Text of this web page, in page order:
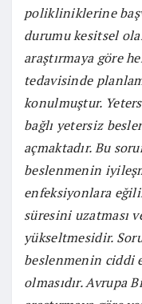
polikliniklerine
durumu kesitsel
araştırmaya göre
tedavisinde
konulmuştur.
bağlı yetersiz
açmaktadır. Bu
beslenmenin
enfeksiyonlara
süresini uzatması
yükseltmesidir.
beslenmenin ciddi
olmasıdır. Avrupa